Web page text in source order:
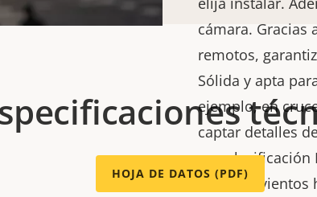
cámara. Gracias
remotos,
Sólida y apta
ejemplo, en
captar detalles
con clasificación
soportar vientos
HOJA DE DATOS (PDF)